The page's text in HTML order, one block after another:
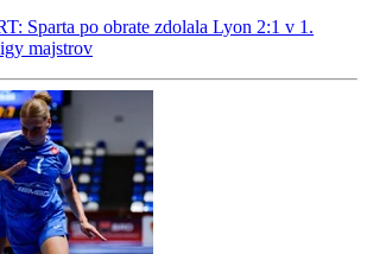
Sparta po obrate zdolala Lyon 2:1 v 1.
majstrov